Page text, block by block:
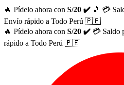
🔥 Pídelo ahora con S/20 ✔️ 🎵 💳
Envío rápido a Todo Perú 🇵🇪
🔥 Pídelo ahora con S/20 ✔️ 💳 Saldo
rápido a Todo Perú 🇵🇪